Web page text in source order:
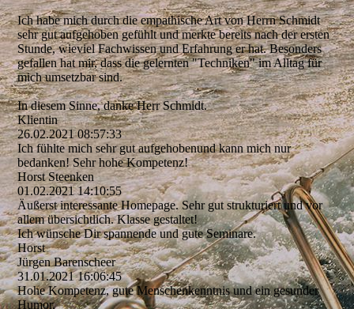
Ich habe mich durch die empathische Art von Herrn Schmidt
sehr gut aufgehoben gefühlt und merkte bereits nach der ersten
Stunde, wieviel Fachwissen und Erfahrung er hat. Besonders
gefallen hat mir, dass die gelernten "Techniken" im Alltag für
mich umsetzbar sind.
In diesem Sinne, danke Herr Schmidt.
Klientin
26.02.2021 08:57:33
Ich fühlte mich sehr gut aufgehobenund kann mich nur
bedanken! Sehr hohe Kompetenz!
Horst Steenken
01.02.2021 14:10:55
Äußerst interessante Homepage. Sehr gut strukturiert und vor
allem übersichtlich. Klasse gestaltet!
Ich wünsche Dir spannende und gute Seminare.
Horst
Jürgen Barenscheer
31.01.2021 16:06:45
Hohe Kompetenz, gute Menschenkenntnis und ein gesunder
Humor.